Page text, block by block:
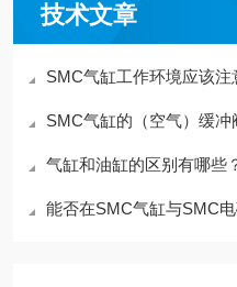
技术文章
SMC气缸工作环境应该注
SMC气缸的（空气）缓冲
气缸和油缸的区别有哪些
能否在SMC气缸与SMC